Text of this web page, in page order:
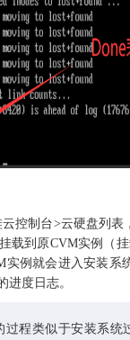
控制台>云硬盘列表
载到原CVM实例（
实例就会进入安装系
进度日志。
过程类似于安装系统